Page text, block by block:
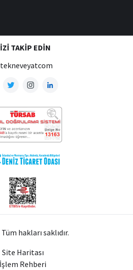
TAKIP EDIN
hakları saklıdır.
Site Haritası
İşlem Rehberi